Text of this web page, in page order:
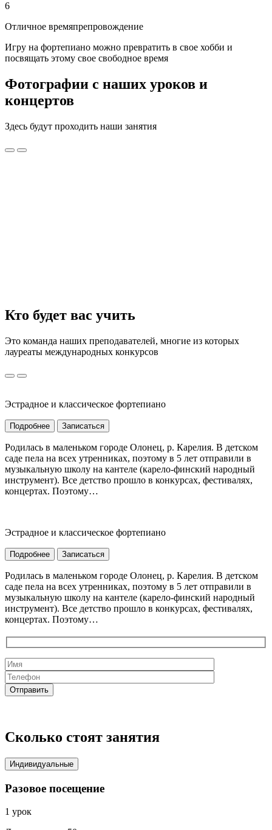
6
Отличное времяпрепровождение
Игру на фортепиано можно превратить в свое хобби и
посвящать этому свое свободное время
Фотографии с наших уроков и
концертов
Здесь будут проходить наши занятия
Кто будет вас учить
Это команда наших преподавателей, многие из которых
лауреаты международных конкурсов
Эстрадное и классическое фортепиано
Подробнее Записаться
Родилась в маленьком городе Олонец, р. Карелия. В детском
саде пела на всех утренниках, поэтому в 5 лет отправили в
музыкальную школу на кантеле (карело-финский народный
инструмент). Все детство прошло в конкурсах, фестивалях,
концертах. Поэтому…
Эстрадное и классическое фортепиано
Подробнее Записаться
Родилась в маленьком городе Олонец, р. Карелия. В детском
саде пела на всех утренниках, поэтому в 5 лет отправили в
музыкальную школу на кантеле (карело-финский народный
инструмент). Все детство прошло в конкурсах, фестивалях,
концертах. Поэтому…
Сколько стоят занятия
Индивидуальные
Разовое посещение
1 урок